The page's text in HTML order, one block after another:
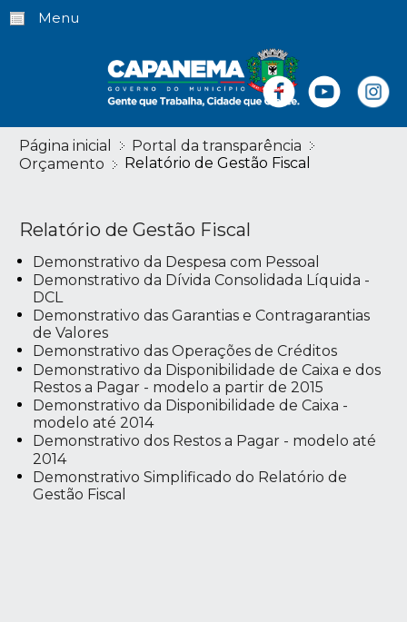
Menu
Página inicial
Portal da transparência
Orçamento
Relatório de Gestão Fiscal
Relatório de Gestão Fiscal
Demonstrativo da Despesa com Pessoal
Demonstrativo da Dívida Consolidada Líquida -
DCL
Demonstrativo das Garantias e Contragarantias
de Valores
Demonstrativo das Operações de Créditos
Demonstrativo da Disponibilidade de Caixa e dos
Restos a Pagar - modelo a partir de 2015
Demonstrativo da Disponibilidade de Caixa -
modelo até 2014
Demonstrativo dos Restos a Pagar - modelo até
2014
Demonstrativo Simplificado do Relatório de
Gestão Fiscal